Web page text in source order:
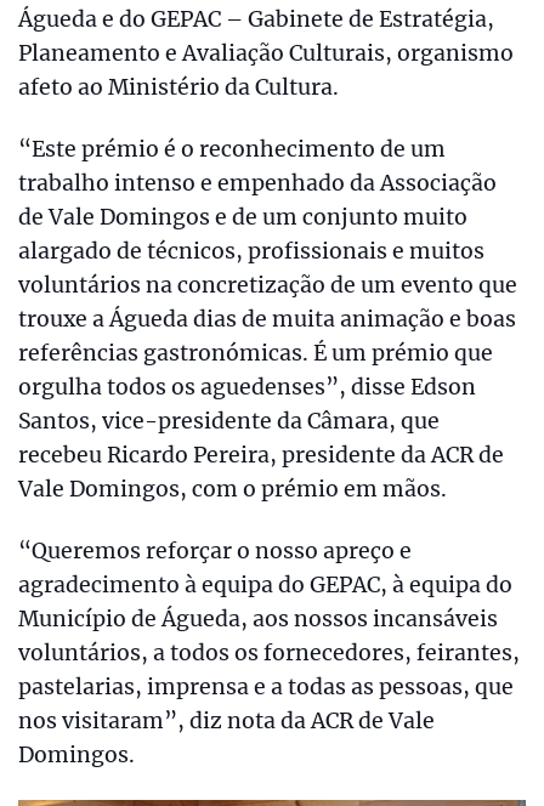
Águeda e do GEPAC – Gabinete de Estratégia,
Planeamento e Avaliação Culturais, organismo
afeto ao Ministério da Cultura.
“Este prémio é o reconhecimento de um
trabalho intenso e empenhado da Associação
de Vale Domingos e de um conjunto muito
alargado de técnicos, profissionais e muitos
voluntários na concretização de um evento que
trouxe a Águeda dias de muita animação e boas
referências gastronómicas. É um prémio que
orgulha todos os aguedenses”, disse Edson
Santos, vice-presidente da Câmara, que
recebeu Ricardo Pereira, presidente da ACR de
Vale Domingos, com o prémio em mãos.
“Queremos reforçar o nosso apreço e
agradecimento à equipa do GEPAC, à equipa do
Município de Águeda, aos nossos incansáveis
voluntários, a todos os fornecedores, feirantes,
pastelarias, imprensa e a todas as pessoas, que
nos visitaram”, diz nota da ACR de Vale
Domingos.